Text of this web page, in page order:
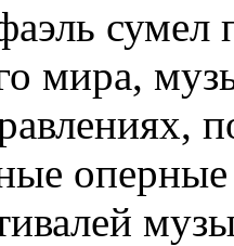
сумел
мира,
оперные